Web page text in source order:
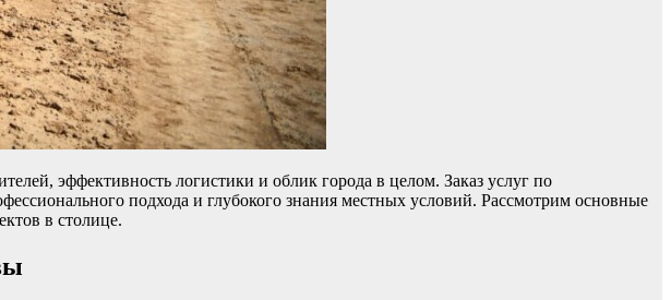
эффективность логистики и облик города в целом. Заказ услуг по
подхода и глубокого знания местных условий. Рассмотрим основные
в столице.